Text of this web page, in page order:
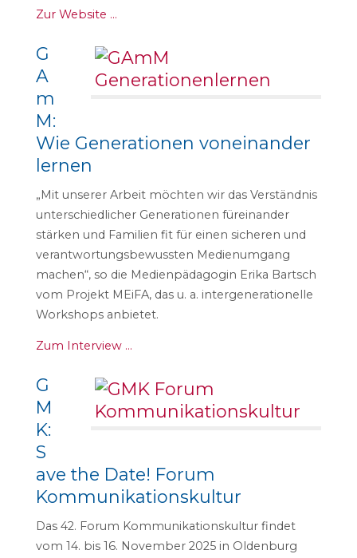
Zur Website …
G
A
m
M:
Wie Generationen voneinander
lernen
„Mit unserer Arbeit möchten wir das Verständnis
unterschiedlicher Generationen füreinander
stärken und Familien fit für einen sicheren und
verantwortungsbewussten Medienumgang
machen“, so die Medienpädagogin Erika Bartsch
vom Projekt MEiFA, das u. a. intergenerationelle
Workshops anbietet.
Zum Interview …
G
M
K:
S
ave the Date! Forum
Kommunikationskultur
Das 42. Forum Kommunikationskultur findet
vom 14. bis 16. November 2025 in Oldenburg